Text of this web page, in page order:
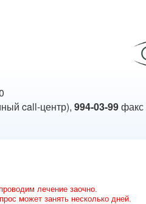
call-центр), 994-03-99факс
лечение заочно.
может занять несколько дней.